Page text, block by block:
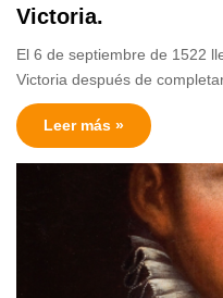
Victoria.
El 6 de septiembre de 1522
Victoria después de
Leer más »